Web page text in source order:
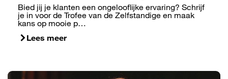
Bied jij je klanten een ongelooflijke ervaring? Schrijf
je in voor de Trofee van de Zelfstandige en maak
kans op mooie p…
Lees meer